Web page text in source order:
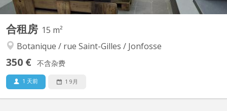
合租房 15 m²
Botanique / rue Saint-Gilles / Jonfosse
350 € 不含杂费
1 天前 1 9月